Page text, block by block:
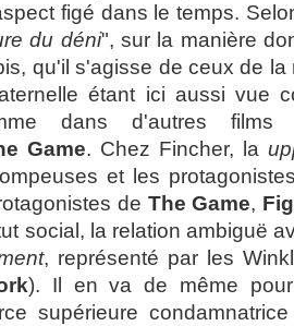
figé dans le temps.
du déni", sur la manière
qu'il s'agisse de ceux de
étant ici aussi vue
dans d'autres
Game. Chez Fincher, la
et les
de The Game,
social, la relation ambiguë
, représenté par les
). Il en va de même
supérieure